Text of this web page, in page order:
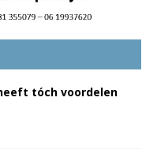
tóch voordelen